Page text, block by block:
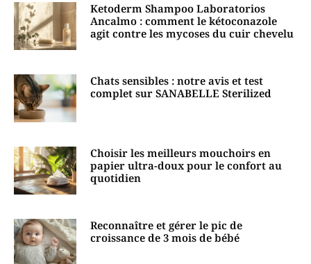
Ketoderm Shampoo Laboratorios
Ancalmo : comment le kétoconazole
agit contre les mycoses du cuir chevelu
Chats sensibles : notre avis et test
complet sur SANABELLE Sterilized
Choisir les meilleurs mouchoirs en
papier ultra-doux pour le confort au
quotidien
Reconnaître et gérer le pic de
croissance de 3 mois de bébé